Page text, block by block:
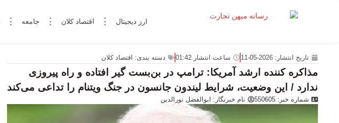
ارز دیجیتال اقتصاد کلان جامعه
تاریخ انتشار: 2026-05-11 ساعت انتشار 01:42 دسته بندی: اقتصاد کلان
مذاکره کننده ارشد آمریکا: ترامپ در بن‌بست گیر افتاده و راه پیروزی
ندارد / این وضعیت، شرایط لیندون جانسون در جنگ ویتنام را تداعی می‌کند
شماره خبر: 550605 نام خبرنگار: ابوالفضل نورالدین